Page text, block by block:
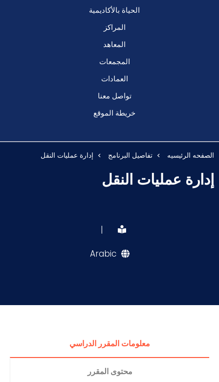
الحياة بالأكاديمية
المراكز
المعاهد
المجمعات
العمادات
تواصل معنا
خريطة الموقع
الصفحه الرئيسيه تفاصيل البرنامج إدارة عمليات النقل
إدارة عمليات النقل
|
Arabic
معلومات المقرر الدراسي
محتوى المقرر